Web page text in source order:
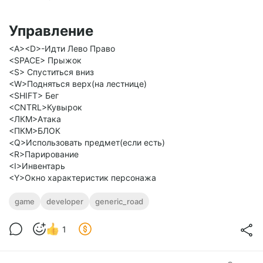
Управление
​<A><D>-Идти Лево Право
<SPACE> Прыжок
<S> Спуститься вниз
<W>Подняться верх(на лестнице)
<SHIFT> Бег
<CNTRL>Кувырок
​<ЛКМ>Атака
<ПКМ>БЛОК
<Q>Использовать предмет(если есть)
<R>Парирование
<I>Инвентарь
<Y>Окно характеристик персонажа
game developer generic_road
1